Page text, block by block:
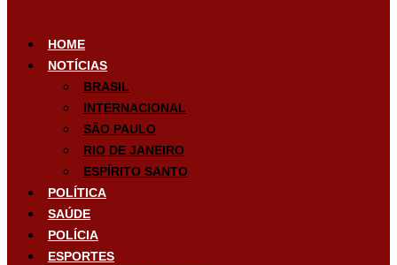
HOME
NOTÍCIAS
BRASIL
INTERNACIONAL
SÃO PAULO
RIO DE JANEIRO
ESPÍRITO SANTO
POLÍTICA
SAÚDE
POLÍCIA
ESPORTES